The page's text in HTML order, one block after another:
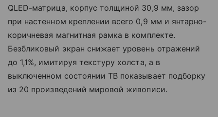
QLED-матрица, корпус толщиной 30,9 мм, зазор
при настенном креплении всего 0,9 мм и янтарно-
коричневая магнитная рамка в комплекте.
Безбликовый экран снижает уровень отражений
до 1,1%, имитируя текстуру холста, а в
выключенном состоянии ТВ показывает подборку
из 20 произведений мировой живописи.